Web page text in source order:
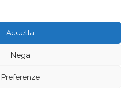
Accetta
Nega
Preferenze